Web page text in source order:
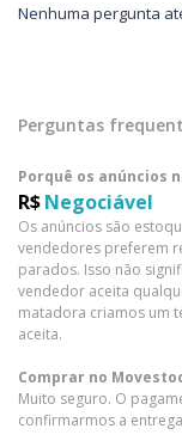
Nenhuma pergunta
Perguntas
Porquê os anúncios
R$Negociável
Os anúncios são
vendedores preferem
parados. Isso não
vendedor aceita
matadora criamos um
aceita.
Comprar no
Muito seguro. O
confirmarmos a